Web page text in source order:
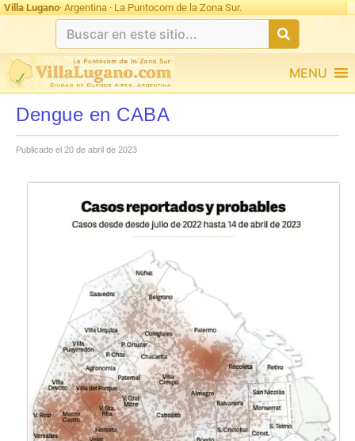
Villa Lugano· Argentina · La Puntocom de la Zona Sur.
MENU
Dengue en CABA
Publicado el 20 de abril de 2023